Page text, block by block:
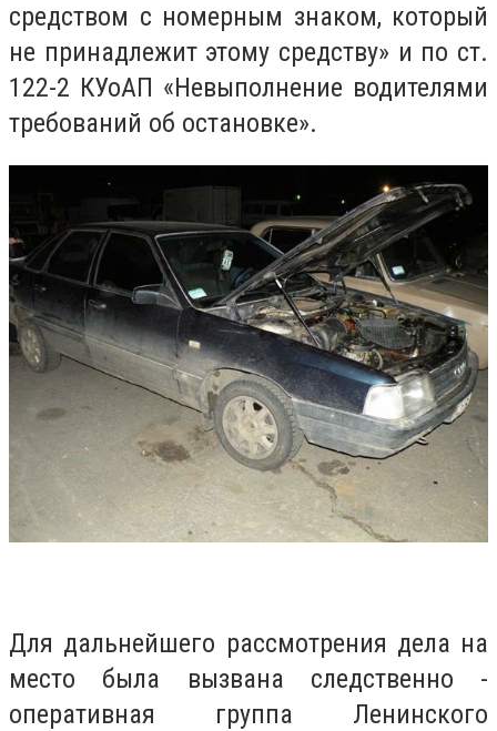
средством с номерным знаком, который
не принадлежит этому средству» и по ст.
122-2 КУоАП «Невыполнение водителями
требований об остановке».
Для дальнейшего рассмотрения дела на
место была вызвана следственно -
оперативная группа Ленинского